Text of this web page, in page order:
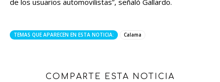
de los usuarios automovilistas”, señaló Gallardo.
TEMAS QUE APARECEN EN ESTA NOTICIA: Calama
COMPARTE ESTA NOTICIA